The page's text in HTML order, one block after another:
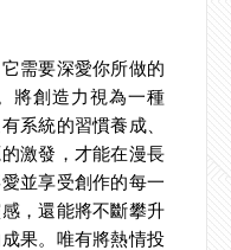
需要深愛你所做的
將創造力視為一種
系統的習慣養成、
激發，才能在漫長
並享受創作的每一
，還能將不斷攀升
果。唯有將熱情投